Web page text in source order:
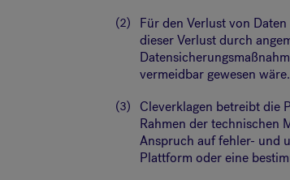
(2)
Für den Verlust von
dieser Verlust durch
vermeidbar gewesen wäre.
(3)
Cleverklagen betreibt die
Rahmen der technischen
Anspruch auf fehler- und
Plattform oder eine